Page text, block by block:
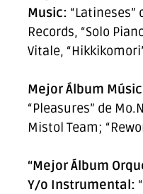
Music: “Latineses”
Records, “Solo
Vitale,
Mejor Álbum
“Pleasures” de
Mistol Team;
“Mejor Álbum
Y/o Instrumental: